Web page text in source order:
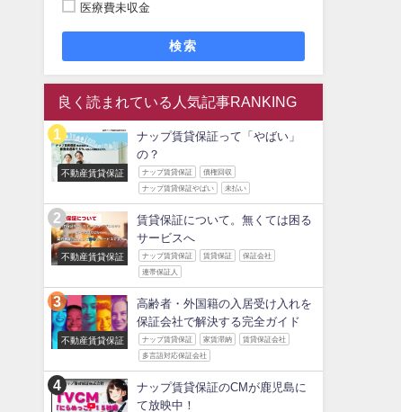
医療費未収金
検索
良く読まれている人気記事RANKING
不動産賃貸保証
ナップ賃貸保証って「やばい」
の？
ナップ賃貸保証 債権回収
ナップ賃貸保証やばい 未払い
不動産賃貸保証
賃貸保証について。無くては困る
サービスへ
ナップ賃貸保証 賃貸保証 保証会社
連帯保証人
不動産賃貸保証
高齢者・外国籍の入居受け入れを
保証会社で解決する完全ガイド
ナップ賃貸保証 家賃滞納 賃貸保証会社
多言語対応保証会社
ナップ賃貸保証のCMが鹿児島に
て放映中！